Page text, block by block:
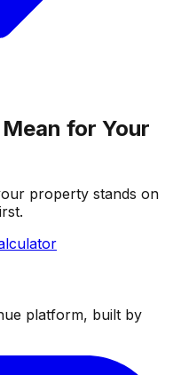
for Your
property stands on
platform, built by